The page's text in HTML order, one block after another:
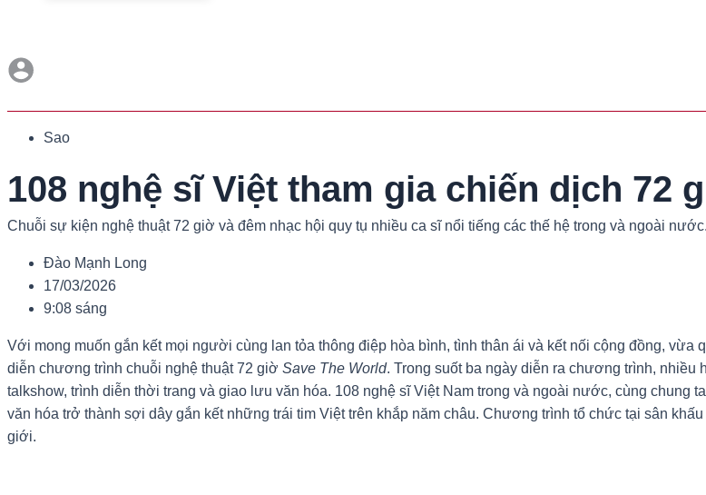
Sao
108 nghệ sĩ Việt tham gia chiến dịch 72
Chuỗi sự kiện nghệ thuật 72 giờ và đêm nhạc hội quy tụ nhiều ca sĩ nổi tiếng các thế hệ trong và ngoài nước.
Đào Mạnh Long
17/03/2026
9:08 sáng
Với mong muốn gắn kết mọi người cùng lan tỏa thông điệp hòa bình, tình thân ái và kết nối cộng đồng, vừa
diễn chương trình chuỗi nghệ thuật 72 giờ Save The World. Trong suốt ba ngày diễn ra chương trình,
talkshow, trình diễn thời trang và giao lưu văn hóa. 108 nghệ sĩ Việt Nam trong và ngoài nước, cùng chung
văn hóa trở thành sợi dây gắn kết những trái tim Việt trên khắp năm châu. Chương trình tổ chức tại sân
giới.